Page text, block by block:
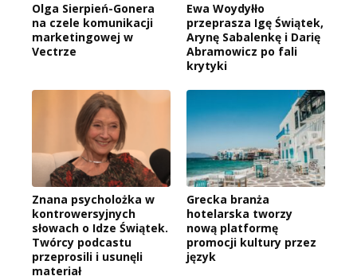
Olga Sierpień-Gonera
na czele komunikacji
marketingowej w
Vectrze
Ewa Woydyłło
przeprasza Igę Świątek,
Arynę Sabalenkę i Darię
Abramowicz po fali
krytyki
Znana psycholożka w
kontrowersyjnych
słowach o Idze Świątek.
Twórcy podcastu
przeprosili i usunęli
materiał
Grecka branża
hotelarska tworzy
nową platformę
promocji kultury przez
język